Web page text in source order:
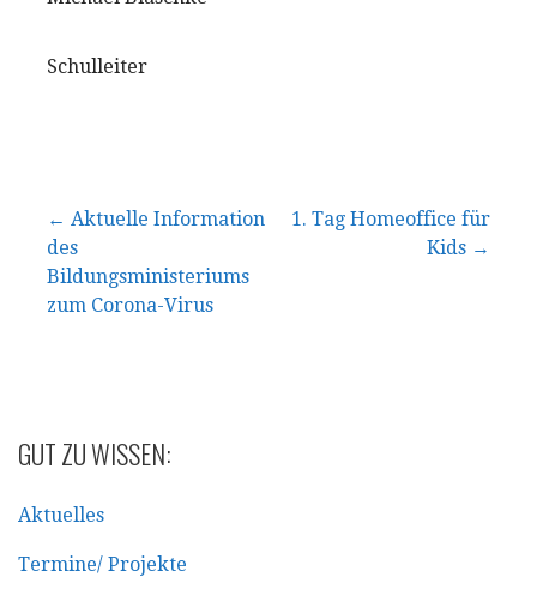
Schulleiter
Beitragsnavigation
← Aktuelle Information
des
Bildungsministeriums
zum Corona-Virus
1. Tag Homeoffice für
Kids →
GUT ZU WISSEN:
Aktuelles
Termine/ Projekte